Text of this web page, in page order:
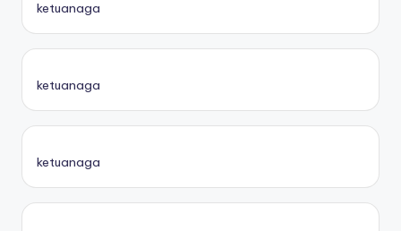
ketuanaga
ketuanaga
ketuanaga